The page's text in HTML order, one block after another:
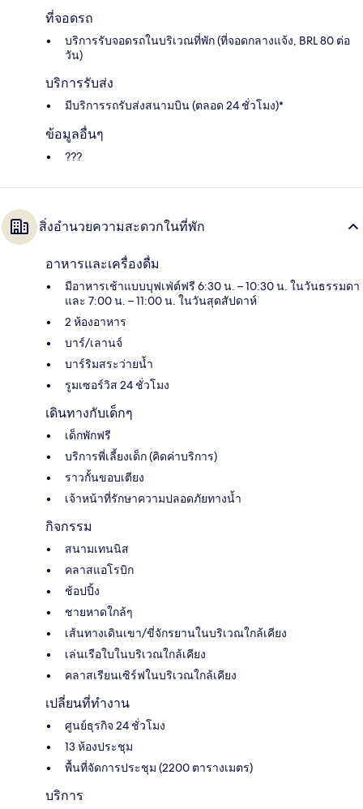
ที่จอดรถ
บริการรับจอดรถในบริเวณที่พัก (ที่จอดกลางแจ้ง, BRL 80 ต่อ
วัน)
บริการรับส่ง
มีบริการรถรับส่งสนามบิน (ตลอด 24 ชั่วโมง)*
ข้อมูลอื่นๆ
???
สิ่งอำนวยความสะดวกในที่พัก
อาหารและเครื่องดื่ม
มีอาหารเช้าแบบบุฟเฟ่ต์ฟรี 6:30 น. – 10:30 น. ในวันธรรมดา
และ 7:00 น. – 11:00 น. ในวันสุดสัปดาห์
2 ห้องอาหาร
บาร์/เลานจ์
บาร์ริมสระว่ายน้ำ
รูมเซอร์วิส 24 ชั่วโมง
เดินทางกับเด็กๆ
เด็กพักฟรี
บริการพี่เลี้ยงเด็ก (คิดค่าบริการ)
ราวกั้นขอบเตียง
เจ้าหน้าที่รักษาความปลอดภัยทางน้ำ
กิจกรรม
สนามเทนนิส
คลาสแอโรบิก
ช้อปปิ้ง
ชายหาดใกล้ๆ
เส้นทางเดินเขา/ขี่จักรยานในบริเวณใกล้เคียง
เล่นเรือใบในบริเวณใกล้เคียง
คลาสเรียนเซิร์ฟในบริเวณใกล้เคียง
เปลี่ยนที่ทำงาน
ศูนย์ธุรกิจ 24 ชั่วโมง
13 ห้องประชุม
พื้นที่จัดการประชุม (2200 ตารางเมตร)
บริการ